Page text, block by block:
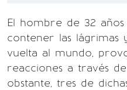
El hombre de 32
contener las lágrimas
vuelta al mundo,
reacciones a través
obstante, tres de